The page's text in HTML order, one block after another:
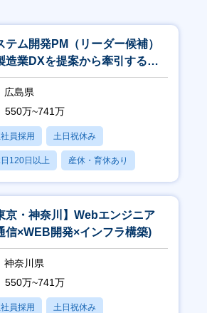
テム開発PM（リーダー候補）
造業DXを提案から牽引するプ
ェクトマネージャー
広島県
550万~741万
員採用 土日祝休み
120日以上 産休・育休あり
あり
京・神奈川】Webエンジニア
信×WEB開発×インフラ構築)
神奈川県
550万~741万
員採用 土日祝休み